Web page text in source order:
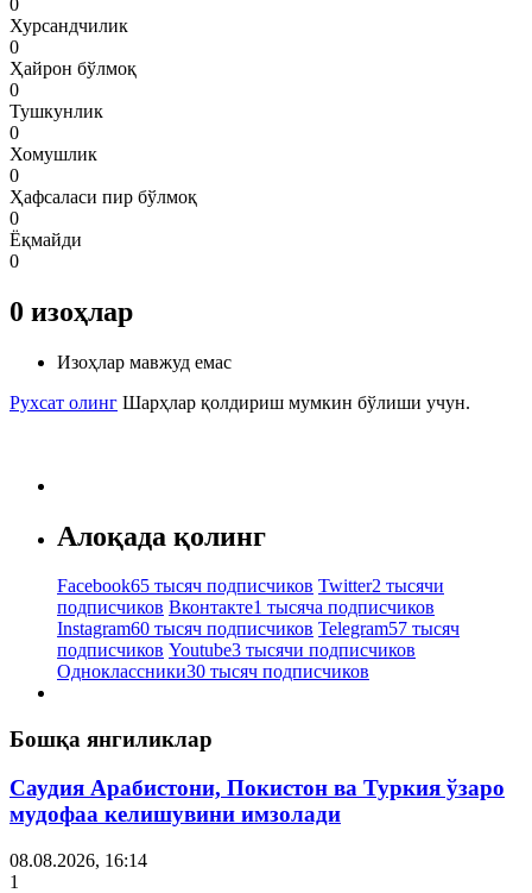
Хурсандчилик
0
Ҳайрон бўлмоқ
0
Тушкунлик
0
Хомушлик
0
Ҳафсаласи пир бўлмоқ
0
Ёқмайди
0
0 изоҳлар
Изоҳлар мавжуд емас
Рухсат олинг Шарҳлар қолдириш мумкин бўлиши учун.
Алоқада қолинг
Facebook65 тысяч подписчиков Twitter2 тысячи
подписчиков Вконтакте1 тысяча подписчиков
Instagram60 тысяч подписчиков Telegram57 тысяч
подписчиков Youtube3 тысячи подписчиков
Одноклассники30 тысяч подписчиков
Бошқа янгиликлар
Саудия Арабистони, Покистон ва Туркия ўзаро
мудофаа келишувини имзолади
08.08.2026, 16:14
1